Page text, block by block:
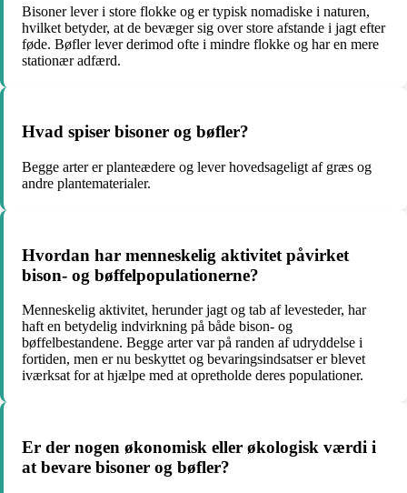
Bisoner lever i store flokke og er typisk nomadiske i naturen,
hvilket betyder, at de bevæger sig over store afstande i jagt efter
føde. Bøfler lever derimod ofte i mindre flokke og har en mere
stationær adfærd.
Hvad spiser bisoner og bøfler?
Begge arter er planteædere og lever hovedsageligt af græs og
andre plantematerialer.
Hvordan har menneskelig aktivitet påvirket
bison- og bøffelpopulationerne?
Menneskelig aktivitet, herunder jagt og tab af levesteder, har
haft en betydelig indvirkning på både bison- og
bøffelbestandene. Begge arter var på randen af ​​udryddelse i
fortiden, men er nu beskyttet og bevaringsindsatser er blevet
iværksat for at hjælpe med at opretholde deres populationer.
Er der nogen økonomisk eller økologisk værdi i
at bevare bisoner og bøfler?